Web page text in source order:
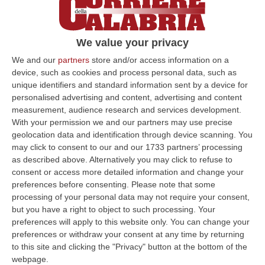
We value your privacy
We and our partners store and/or access information on a
device, such as cookies and process personal data, such as
unique identifiers and standard information sent by a device for
personalised advertising and content, advertising and content
measurement, audience research and services development.
With your permission we and our partners may use precise
geolocation data and identification through device scanning. You
may click to consent to our and our 1733 partners’ processing
as described above. Alternatively you may click to refuse to
consent or access more detailed information and change your
preferences before consenting. Please note that some
processing of your personal data may not require your consent,
but you have a right to object to such processing. Your
preferences will apply to this website only. You can change your
preferences or withdraw your consent at any time by returning
to this site and clicking the "Privacy" button at the bottom of the
webpage.
che ha portato all’emissione di 44 ordinanze
di custodia cautelare, 15 in carcere e 29 ai
Tra i destinatari il sindaco di
Badolato, Giuseppe Nicola Parretta, il
vicesindaco Ernesto Maria Menniti, il
presidente del consiglio comunale Maicol
Paparo e gli assessori Antonella Giannini e
Andrea Bressi. Figura chiave è quella di
Antonio Paparo, finito in carcere, secondo
l’accusa membro del sodalizio mafioso
Gallace«curava gli interessi imprenditoriali
della cosca». Paparo avrebbe influenzato le
elezioni comunali del 2021 attraverso la
raccolta del consenso che si fondava sulla
capacità di intimidazione e su una vera e